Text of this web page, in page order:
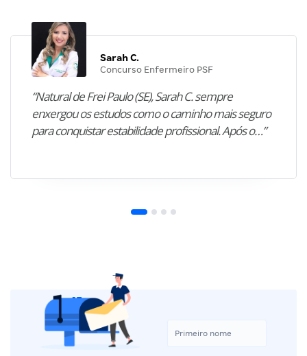
Sarah C.
Concurso Enfermeiro PSF
“Natural de Frei Paulo (SE), Sarah C. sempre
enxergou os estudos como o caminho mais seguro
para conquistar estabilidade profissional. Após o…”